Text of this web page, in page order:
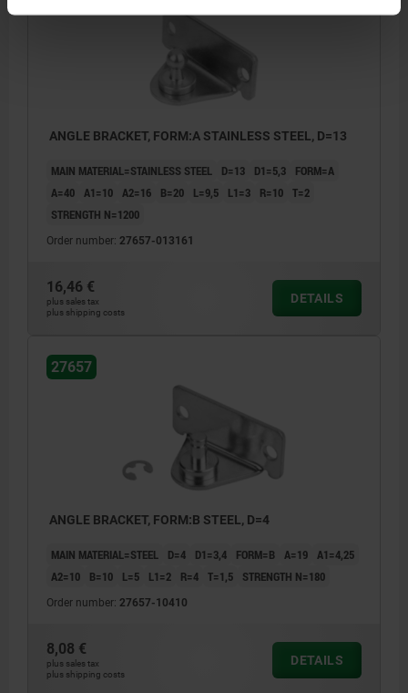
ANGLE BRACKET, FORM:A STAINLESS STEEL, D=13
MAIN MATERIAL=STAINLESS STEEL D=13 D1=5,3
FORM=A
A=40 A1=10 A2=16 B=20 L=9,5 L1=3 R=10 T=2
STRENGTH N=1200
Order number: 27657-013161
16,46 €
plus sales tax
plus shipping costs
DETAILS
27657
ANGLE BRACKET, FORM:B STEEL, D=4
MAIN MATERIAL=STEEL D=4 D1=3,4 FORM=B A=19 A1=4,25
A2=10
B=10 L=5 L1=2 R=4 T=1,5 STRENGTH N=180
Order number: 27657-10410
8,08 €
plus sales tax
plus shipping costs
DETAILS